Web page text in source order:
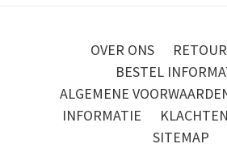
OVER ONS
BESTEL
ALGEMENE
INFORMATIE
SITEMAP